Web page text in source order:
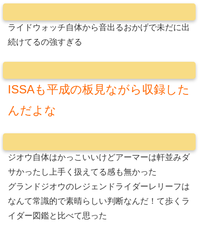
ライドウォッチ自体から音出るおかげで未だに出
続けてるの強すぎる
ISSAも平成の板見ながら収録した
んだよな
ジオウ自体はかっこいいけどアーマーは軒並みダ
サかったし上手く扱えてる感も無かった
グランドジオウのレジェンドライダーレリーフは
なんて常識的で素晴らしい判断なんだ！て歩くラ
イダー図鑑と比べて思った